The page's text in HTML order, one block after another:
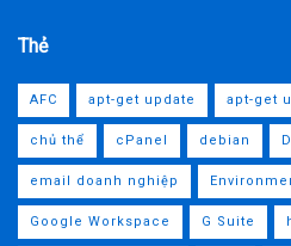
Thẻ
AFC apt-get update apt-get
chủ thể cPanel debian
email doanh nghiệp
Google Workspace G Suite